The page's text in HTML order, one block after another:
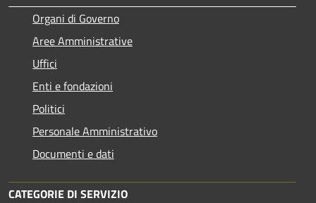
Organi di Governo
Aree Amministrative
Uffici
Enti e fondazioni
Politici
Personale Amministrativo
Documenti e dati
CATEGORIE DI SERVIZIO